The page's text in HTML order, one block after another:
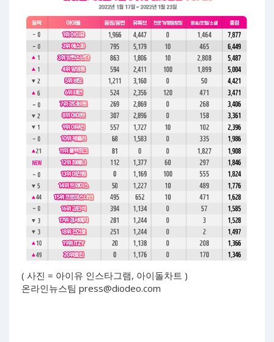
( 사진 = 아이유 인스타그램, 아이돌차트 )
온라인뉴스팀 press@diodeo.com